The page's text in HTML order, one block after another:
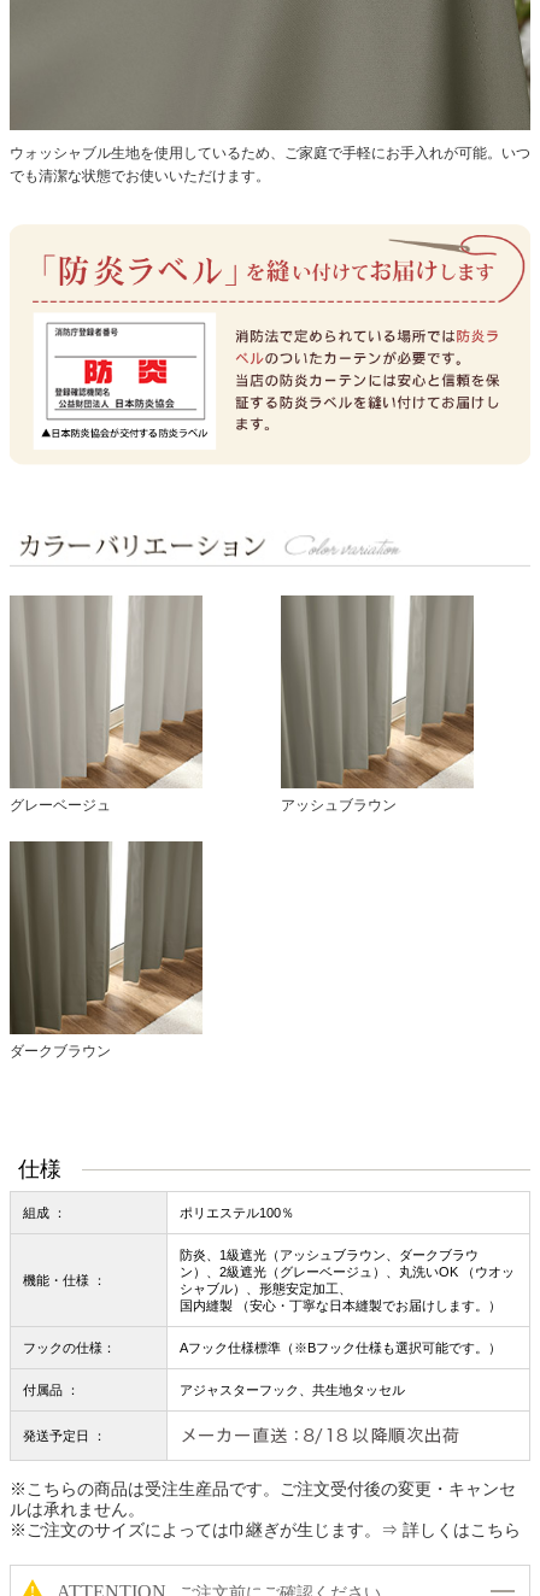
ウォッシャブル生地を使用しているため、ご家庭で手軽にお手入れが可能。いつ
でも清潔な状態でお使いいただけます。
グレーベージュ アッシュブラウン
ダークブラウン
仕様
組成 ： ポリエステル100％
機能・仕様 ：
防炎、1級遮光（アッシュブラウン、ダークブラウ
ン）、2級遮光（グレーベージュ）、丸洗いOK （ウオッ
シャブル）、形態安定加工、
国内縫製 （安心・丁寧な日本縫製でお届けします。）
フックの仕様： Aフック仕様標準（※Bフック仕様も選択可能です。）
付属品 ： アジャスターフック、共生地タッセル
発送予定日 ：
※こちらの商品は受注生産品です。ご注文受付後の変更・キャンセ
ルは承れません。
※ご注文のサイズによっては巾継ぎが生じます。
⇒ 詳しくはこちら
ATTENTION